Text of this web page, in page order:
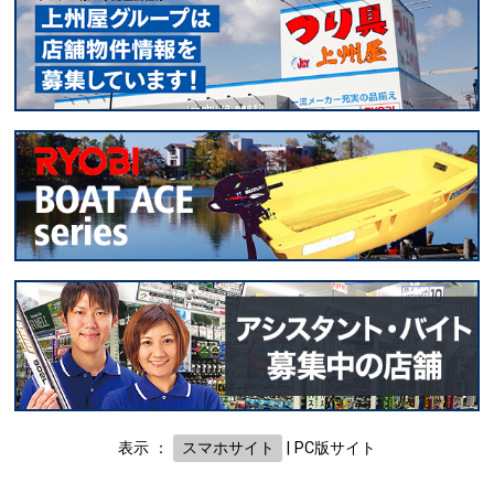
表示 ： スマホサイト PC版サイト